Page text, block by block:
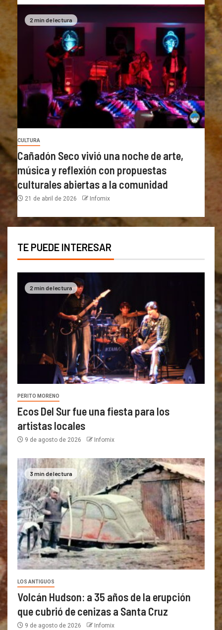
2 min de lectura
CULTURA
Cañadón Seco vivió una noche de arte,
música y reflexión con propuestas
culturales abiertas a la comunidad
21 de abril de 2026 Infomix
TE PUEDE INTERESAR
2 min de lectura
PERITO MORENO
Ecos Del Sur fue una fiesta para los
artistas locales
9 de agosto de 2026 Infomix
3 min de lectura
LOS ANTIGUOS
Volcán Hudson: a 35 años de la erupción
que cubrió de cenizas a Santa Cruz
9 de agosto de 2026 Infomix